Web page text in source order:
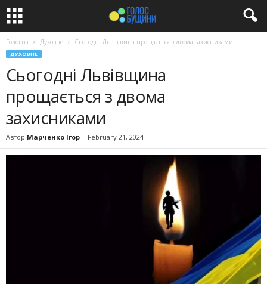
Головна Духовне Сьогодні Львівщина прощається з двома захисниками
ДУХОВНЕ
Сьогодні Львівщина
прощається з двома
захисниками
Автор Марченко Ігор - February 21, 2024